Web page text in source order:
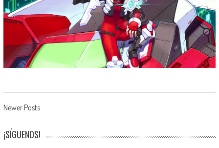
Navegación de entradas
Newer Posts
¡SÍGUENOS!